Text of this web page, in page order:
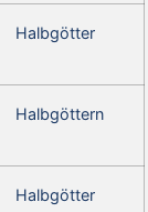
Halbgötter
Halbgöttern
Halbgötter